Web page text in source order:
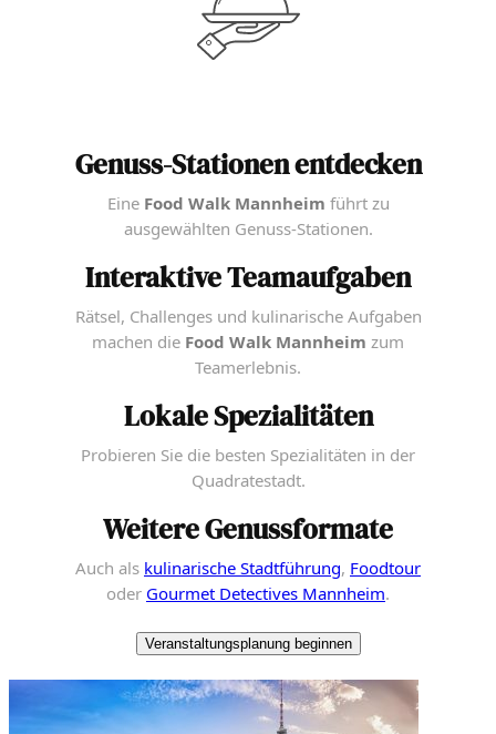
Genuss-Stationen entdecken
Eine Food Walk Mannheim führt zu
ausgewählten Genuss-Stationen.
Interaktive Teamaufgaben
Rätsel, Challenges und kulinarische Aufgaben
machen die Food Walk Mannheim zum
Teamerlebnis.
Lokale Spezialitäten
Probieren Sie die besten Spezialitäten in der
Quadratestadt.
Weitere Genussformate
Auch als kulinarische Stadtführung, Foodtour
oder Gourmet Detectives Mannheim.
Veranstaltungsplanung beginnen